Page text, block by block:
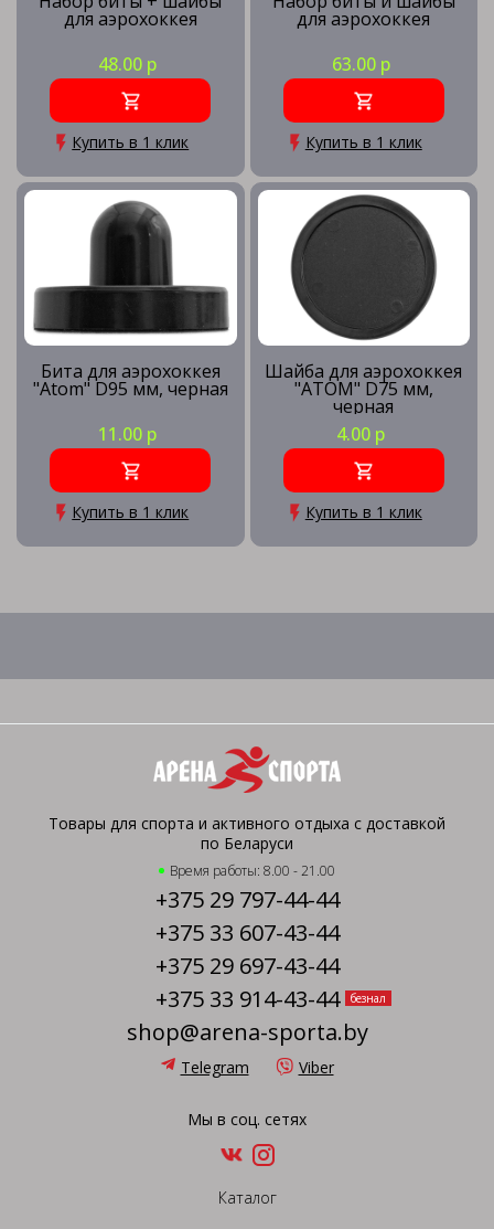
для аэрохоккея
48.00 р
Купить в 1 клик
для аэрохоккея
63.00 р
Купить в 1 клик
Бита для аэрохоккея
"Atom" D95 мм, черная
11.00 р
Купить в 1 клик
Шайба для аэрохоккея
"ATOM" D75 мм,
черная
4.00 р
Купить в 1 клик
Товары для спорта и активного отдыха с доставкой
по Беларуси
Время работы: 8.00 - 21.00
+375 29 797-44-44
+375 33 607-43-44
+375 29 697-43-44
+375 33 914-43-44
безнал
shop@arena-sporta.by
Telegram Viber
Мы в соц. сетях
Каталог